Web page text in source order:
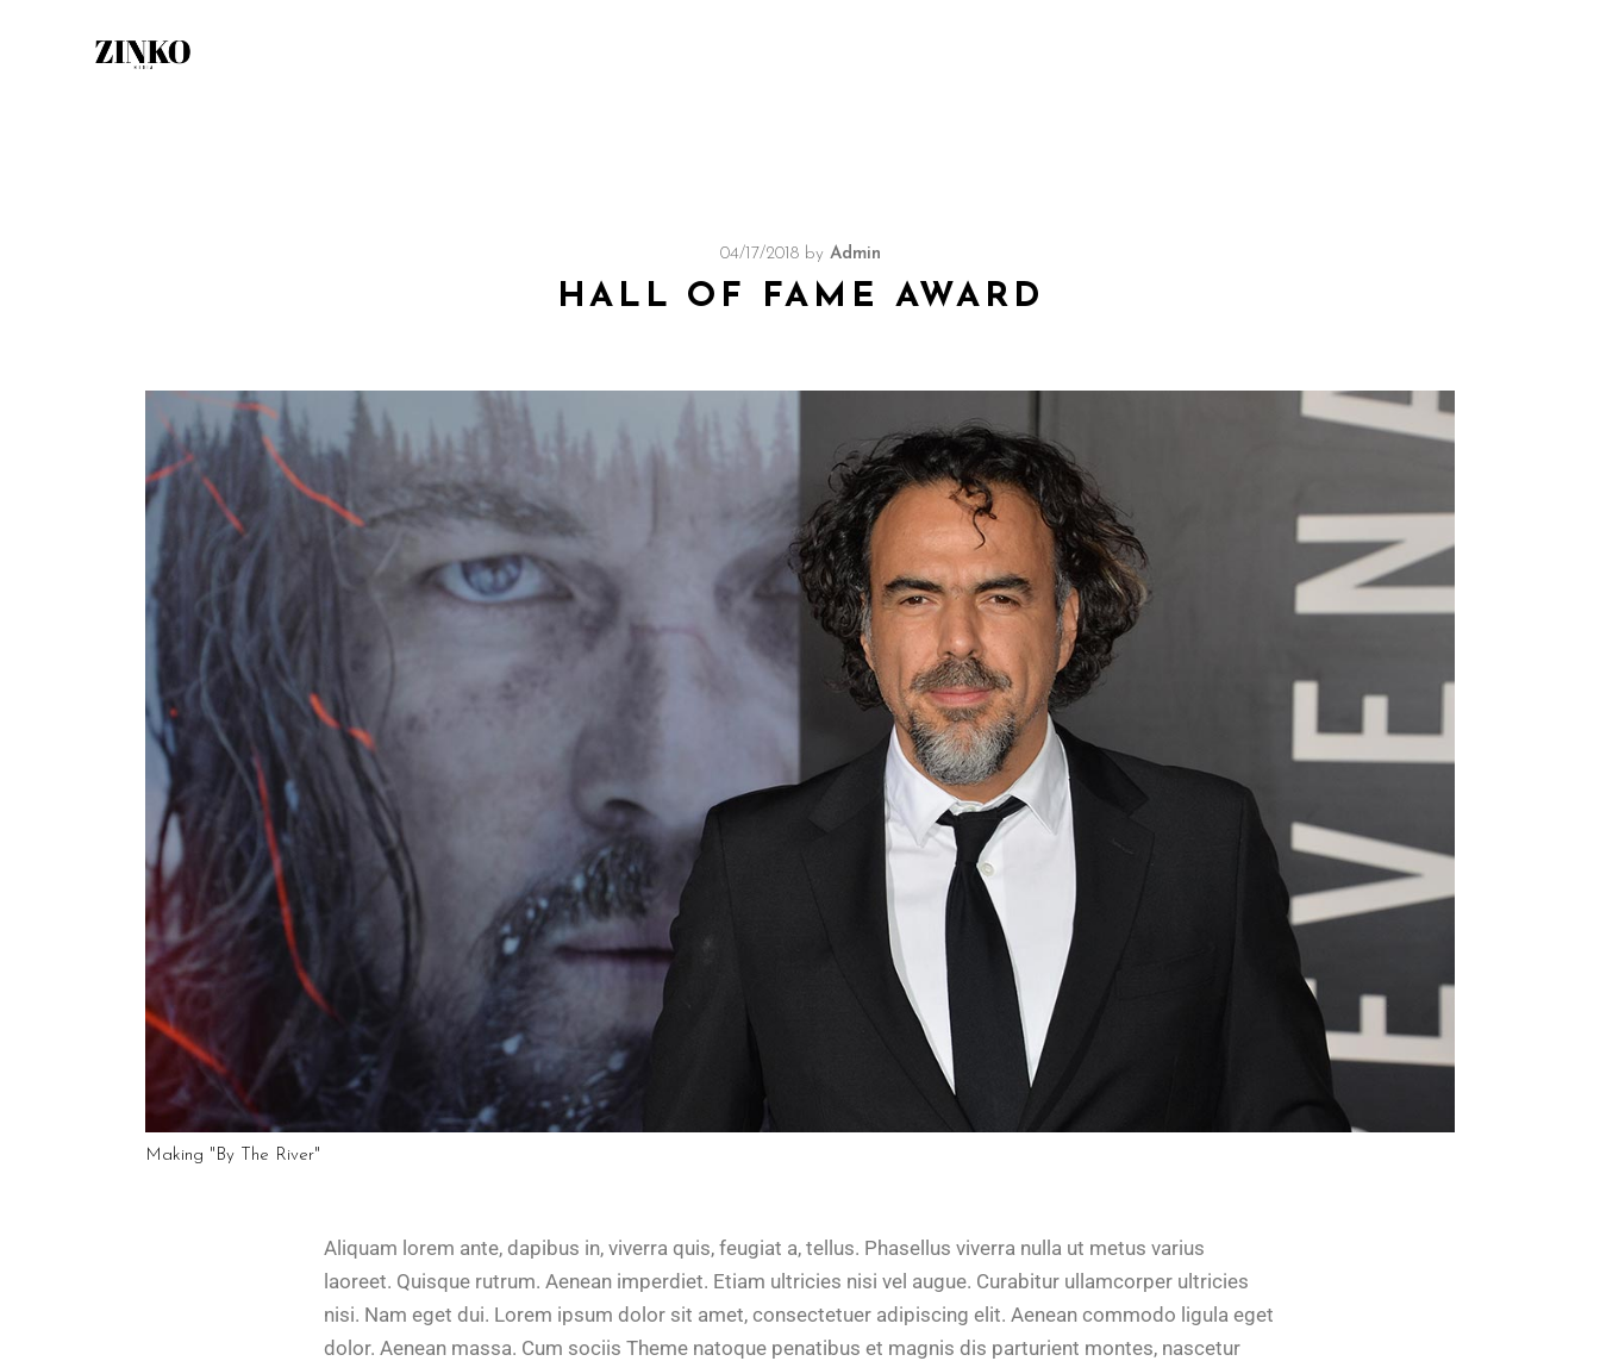
04/17/2018 by Admin
HALL OF FAME AWARD
Making "By The River"
Aliquam lorem ante, dapibus in, viverra quis, feugiat a, tellus. Phasellus viverra nulla ut metus varius
laoreet. Quisque rutrum. Aenean imperdiet. Etiam ultricies nisi vel augue. Curabitur ullamcorper ultricies
nisi. Nam eget dui. Lorem ipsum dolor sit amet, consectetuer adipiscing elit. Aenean commodo ligula eget
dolor. Aenean massa. Cum sociis Theme natoque penatibus et magnis dis parturient montes, nascetur